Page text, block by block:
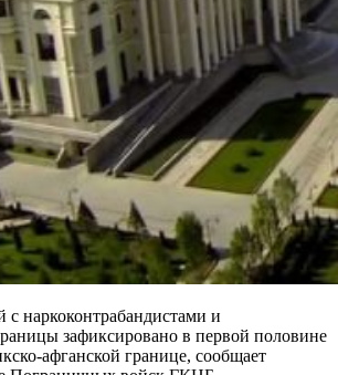
с наркоконтрабандистами и
зафиксировано в первой половине
афганской границе, сообщает